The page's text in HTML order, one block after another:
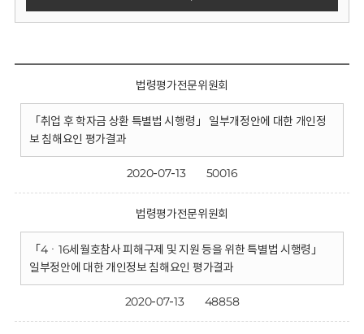
법령평가전문위원회
「취업 후 학자금 상환 특별법 시행령」 일부개정안에 대한 개인정
보 침해요인 평가결과
2020-07-13 50016
법령평가전문위원회
「4ㆍ16세월호참사 피해구제 및 지원 등을 위한 특별법 시행령」
일부정안에 대한 개인정보 침해요인 평가결과
2020-07-13 48858